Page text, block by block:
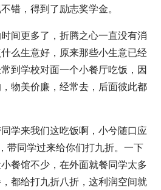
错，得到了励志奖学金。
间更多了，折腾之心一直没有消
么生意好，原来那些小生意已经
到学校对面一个小餐厅吃饭，因
物美价廉，经常去，后面彼此都
学来我们这吃饭啊，小兮随口应
带同学过来给你们打九折。一下
餐馆不少，在外面就餐同学太多
都给打九折八折，这利润空间就